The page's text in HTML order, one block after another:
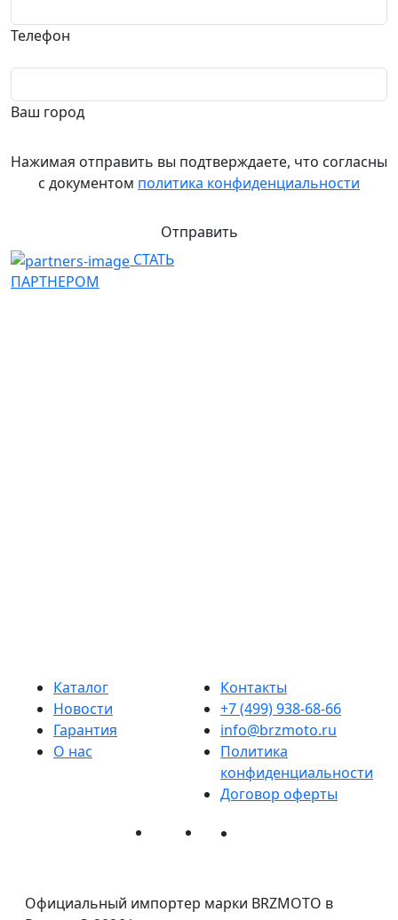
Телефон
Ваш город
Нажимая отправить вы подтверждаете, что согласны
с документом политика конфиденциальности
Отправить
СТАТЬ
ПАРТНЕРОМ
Каталог
Новости
Гарантия
О нас
Контакты
+7 (499) 938-68-66
info@brzmoto.ru
Политика
конфиденциальности
Договор оферты
Официальный импортер марки BRZMOTO в